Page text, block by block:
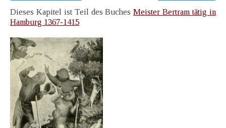
Dieses Kapitel ist Teil des BuchesMeister Bertram tätig in
Hamburg 1367-1415